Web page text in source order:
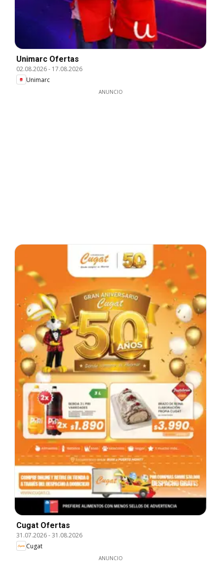
Unimarc Ofertas
02.08.2026- 17.08.2026
Unimarc
ANUNCIO
Cugat Ofertas
31.07.2026-31.08.2026
Cugat
ANUNCIO